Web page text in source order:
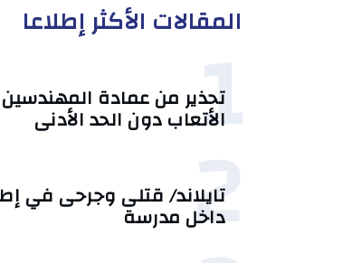
المقالات الأكثر إطلاعا
1
تحذير من عمادة
الأتعاب دون الحد الأدنى
2
تايلاند/ قتلى وجرحى في
داخل مدرسة